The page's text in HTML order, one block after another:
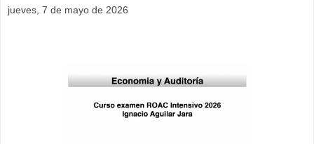
jueves, 7 de mayo de 2026